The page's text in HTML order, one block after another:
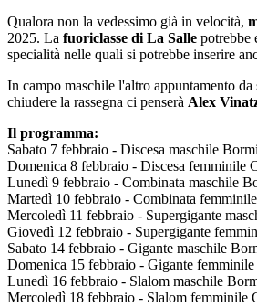
Qualora non la vedessimo già in velocità,
2025. La fuoriclasse di La Salle potrebbe
specialità nelle quali si potrebbe inserire
In campo maschile l'altro appuntamento
chiudere la rassegna ci penserà Alex
Il programma:
Sabato 7 febbraio - Discesa maschile
Domenica 8 febbraio - Discesa femminile
Lunedì 9 febbraio - Combinata maschile
Martedì 10 febbraio - Combinata
Mercoledì 11 febbraio - Supergigante
Giovedì 12 febbraio - Supergigante
Sabato 14 febbraio - Gigante maschile
Domenica 15 febbraio - Gigante
Lunedì 16 febbraio - Slalom maschile
Mercoledì 18 febbraio - Slalom femminile